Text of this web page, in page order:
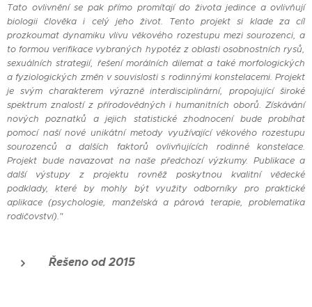
Tato ovlivnění se pak přímo promítají do života jedince a ovlivňují
biologii člověka i celý jeho život. Tento projekt si klade za cíl
prozkoumat dynamiku vlivu věkového rozestupu mezi sourozenci, a
to formou verifikace vybraných hypotéz z oblasti osobnostních rysů,
sexuálních strategií, řešení morálních dilemat a také morfologických
a fyziologických změn v souvislosti s rodinnými konstelacemi. Projekt
je svým charakterem výrazně interdisciplinární, propojující široké
spektrum znalostí z přírodovědných i humanitních oborů. Získávání
nových poznatků a jejich statistické zhodnocení bude probíhat
pomocí naší nové unikátní metody využívající věkového rozestupu
sourozenců a dalších faktorů ovlivňujících rodinné konstelace.
Projekt bude navazovat na naše předchozí výzkumy. Publikace a
další výstupy z projektu rovněž poskytnou kvalitní vědecké
podklady, které by mohly být využity odborníky pro praktické
aplikace (psychologie, manželská a párová terapie, problematika
rodičovství)."
Řešeno od 2015